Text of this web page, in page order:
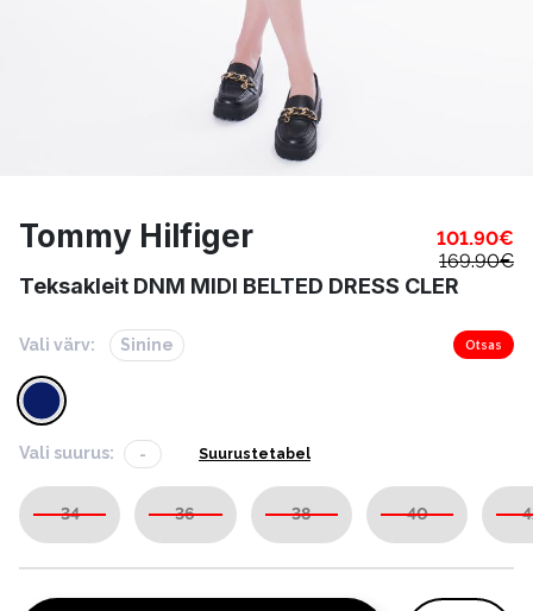
Tommy Hilfiger 101.90€
169.90€
Teksakleit DNM MIDI BELTED DRESS CLER
Vali värv: Sinine Otsas
Vali suurus: - Suurustetabel
34 36 38 40